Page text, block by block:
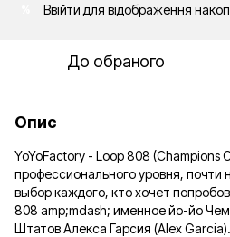
Ввійти для відображення
До обраного
Опис
YoYoFactory - Loop 808 (Champions
профессионального уровня, почти
выбор каждого, кто хочет
808 amp;mdash; именное йо-йо
Штатов Алекса Гарсия (Alex Garcia).